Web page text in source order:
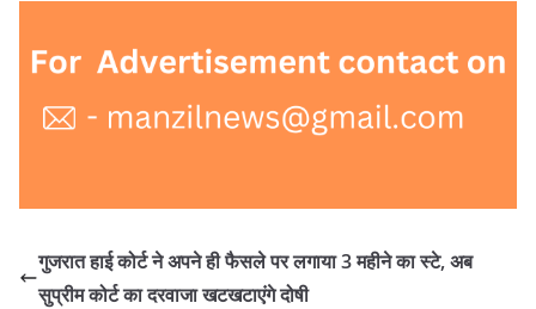
गुजरात हाई कोर्ट ने अपने ही फैसले पर लगाया 3 महीने का स्टे, अब
सुप्रीम कोर्ट का दरवाजा खटखटाएंगे दोषी